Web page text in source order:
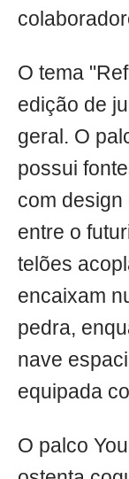
O tema
edição de
geral. O
possui
com design
entre o
telões
encaixam
pedra,
nave
equipada
O palco